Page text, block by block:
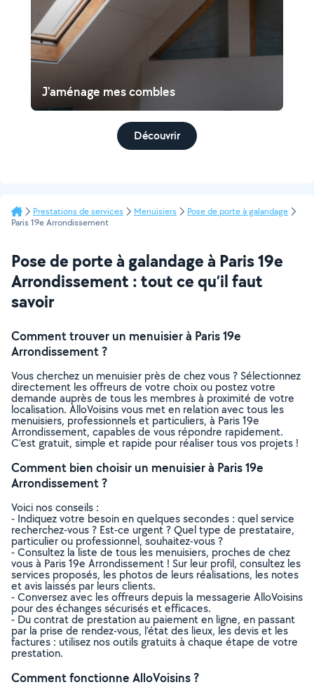
J'aménage mes combles
Découvrir
Prestations de services Menuisiers
Pose de porte à galandage
Paris 19e Arrondissement
Pose de porte à galandage à Paris 19e
Arrondissement : tout ce qu’il faut
savoir
Comment trouver un menuisier à Paris 19e
Arrondissement ?
Vous cherchez un menuisier près de chez vous ? Sélectionnez
directement les offreurs de votre choix ou postez votre
demande auprès de tous les membres à proximité de votre
localisation. AlloVoisins vous met en relation avec tous les
menuisiers, professionnels et particuliers, à Paris 19e
Arrondissement, capables de vous répondre rapidement.
C’est gratuit, simple et rapide pour réaliser tous vos projets !
Comment bien choisir un menuisier à Paris 19e
Arrondissement ?
Voici nos conseils :
- Indiquez votre besoin en quelques secondes : quel service
recherchez-vous ? Est-ce urgent ? Quel type de prestataire,
particulier ou professionnel, souhaitez-vous ?
- Consultez la liste de tous les menuisiers, proches de chez
vous à Paris 19e Arrondissement ! Sur leur profil, consultez les
services proposés, les photos de leurs réalisations, les notes
et avis laissés par leurs clients.
- Conversez avec les offreurs depuis la messagerie AlloVoisins
pour des échanges sécurisés et efficaces.
- Du contrat de prestation au paiement en ligne, en passant
par la prise de rendez-vous, l’état des lieux, les devis et les
factures : utilisez nos outils gratuits à chaque étape de votre
prestation.
Comment fonctionne AlloVoisins ?